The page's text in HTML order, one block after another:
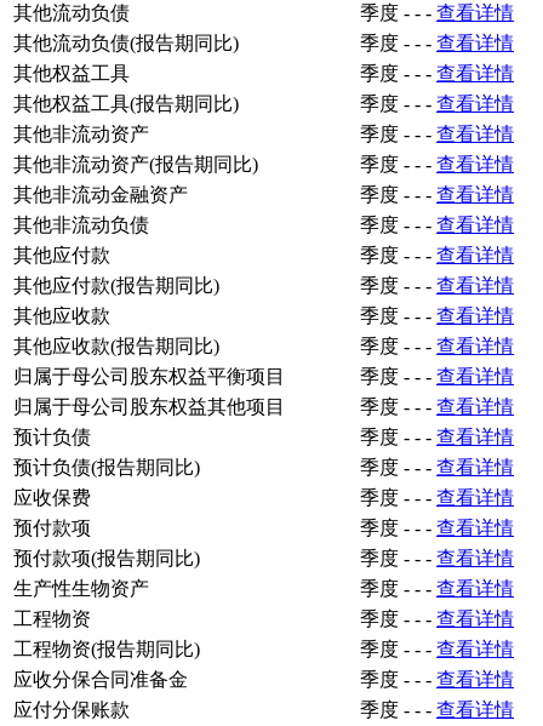
其他流动负债
季度 - - - 查看详情
其他流动负债(报告期同比)
季度 - - - 查看详情
其他权益工具
季度 - - - 查看详情
其他权益工具(报告期同比)
季度 - - - 查看详情
其他非流动资产
季度 - - - 查看详情
其他非流动资产(报告期同比)
季度 - - - 查看详情
其他非流动金融资产
季度 - - - 查看详情
其他非流动负债
季度 - - - 查看详情
其他应付款
季度 - - - 查看详情
其他应付款(报告期同比)
季度 - - - 查看详情
其他应收款
季度 - - - 查看详情
其他应收款(报告期同比)
季度 - - - 查看详情
归属于母公司股东权益平衡项目
季度 - - - 查看详情
归属于母公司股东权益其他项目
季度 - - - 查看详情
预计负债
季度 - - - 查看详情
预计负债(报告期同比)
季度 - - - 查看详情
应收保费
季度 - - - 查看详情
预付款项
季度 - - - 查看详情
预付款项(报告期同比)
季度 - - - 查看详情
生产性生物资产
季度 - - - 查看详情
工程物资
季度 - - - 查看详情
工程物资(报告期同比)
季度 - - - 查看详情
应收分保合同准备金
季度 - - - 查看详情
应付分保账款
季度 - - - 查看详情